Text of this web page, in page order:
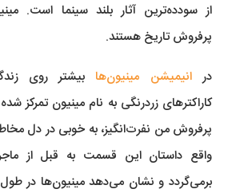
از سود‌ده‌ترین آثار بلند سینما است.
پرفروش تاریخ هستند.
درانیمیشن مینیون‌ها بیشتر روی
کاراکترهای زردرنگی به نام مینیون تمرکز
پرفروش من نفرت‌انگیز، به خوبی در دل
برمی‌گردد و نشان می‌دهد مینیون‌ها در